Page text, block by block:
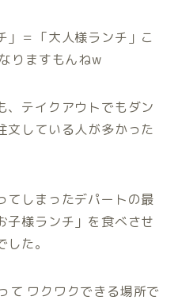
」＝「大人様ランチ」こ
りますもんねw
、テイクアウトでもダン
文している人が多かった
しまったデパートの最
子様ランチ」を食べさせ
た。
て ワクワクできる場所で